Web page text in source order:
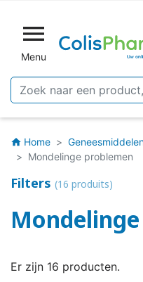

Menu
home Home
Mondelinge problemen
Filters (16 produits)
Er zijn 16 producten.